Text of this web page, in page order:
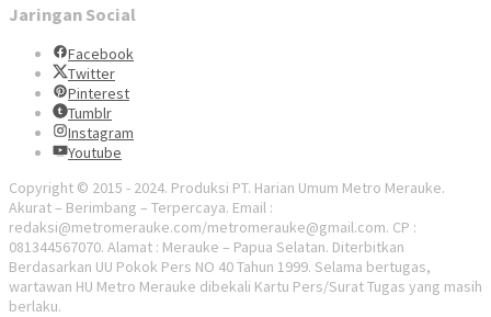
Jaringan Social
Facebook
Twitter
Pinterest
Tumblr
Instagram
Youtube
Copyright © 2015 - 2024. Produksi PT. Harian Umum Metro Merauke.
Akurat – Berimbang – Terpercaya. Email :
redaksi@metromerauke.com/metromerauke@gmail.com. CP :
081344567070. Alamat : Merauke – Papua Selatan. Diterbitkan
Berdasarkan UU Pokok Pers NO 40 Tahun 1999. Selama bertugas,
wartawan HU Metro Merauke dibekali Kartu Pers/Surat Tugas yang masih
berlaku.